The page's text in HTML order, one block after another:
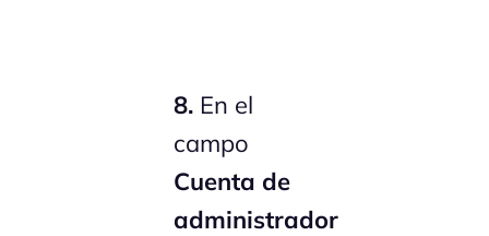
8. En el
campo
Cuenta de
administrador